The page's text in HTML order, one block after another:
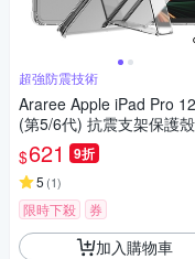
超強防震技術
Araree Apple iPad Pro
(第5/6代) 抗震支架保護殼
$621 9折
5 (1)
限時下殺 券
加入購物車